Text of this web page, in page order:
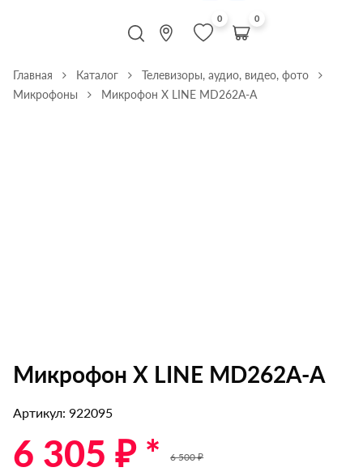
0 0
Главная Каталог
Телевизоры, аудио, видео, фото
Микрофоны
Микрофон X LINE MD262A-A
Микрофон X LINE MD262A-A
Артикул: 922095
6 305 ₽ * 6 500 ₽